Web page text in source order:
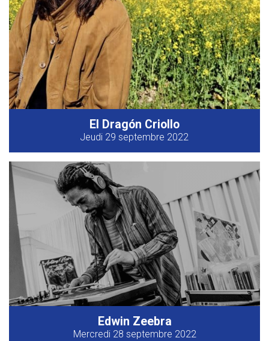
El Dragón Criollo
Jeudi 29 septembre 2022
Edwin Zeebra
Mercredi 28 septembre 2022